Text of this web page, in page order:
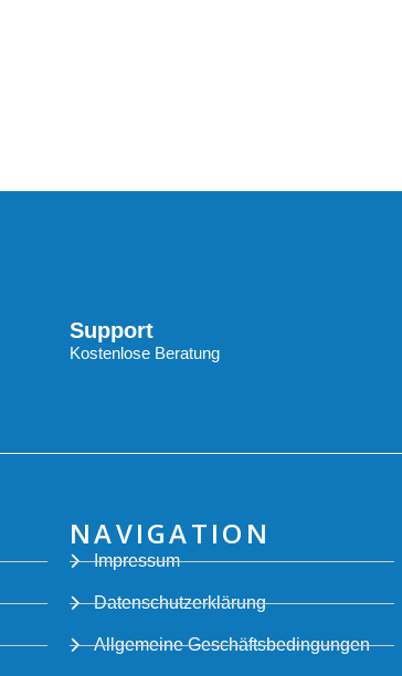
Support
Kostenlose Beratung
NAVIGATION
Impressum
Datenschutzerklärung
Allgemeine Geschäftsbedingungen